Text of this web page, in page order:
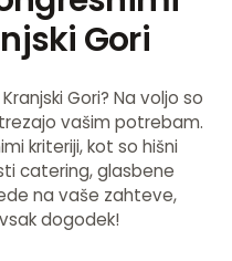
Gori
Gori? Na voljo so
vašim potrebam.
kriteriji, kot so hišni
catering, glasbene
na vaše zahteve,
dogodek!